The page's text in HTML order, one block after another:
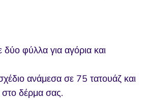
φύλλα για αγόρια και
ανάμεσα σε 75 τατουάζ και
δέρμα σας.